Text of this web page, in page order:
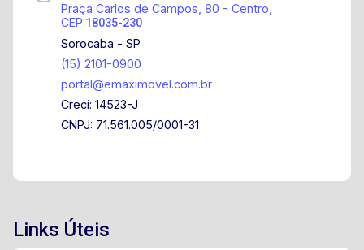
Praça Carlos de Campos, 80 - Centro,
CEP:18035-230
Sorocaba - SP
(15) 2101-0900
portal@emaximovel.com.br
Creci: 14523-J
CNPJ: 71.561.005/0001-31
Links Úteis